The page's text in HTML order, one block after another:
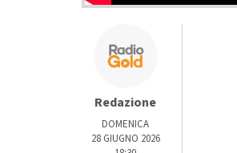
Redazione
DOMENICA
28 GIUGNO 2026